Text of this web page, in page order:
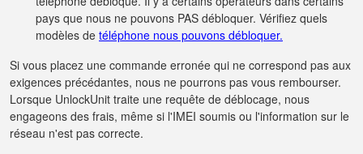
pays que nous ne pouvons PAS débloquer. Vérifiez quels
modèles de téléphone nous pouvons débloquer.
Si vous placez une commande erronée qui ne correspond pas aux
exigences précédantes, nous ne pourrons pas vous rembourser.
Lorsque UnlockUnit traite une requête de déblocage, nous
engageons des frais, même si l'IMEI soumis ou l'information sur le
réseau n'est pas correcte.